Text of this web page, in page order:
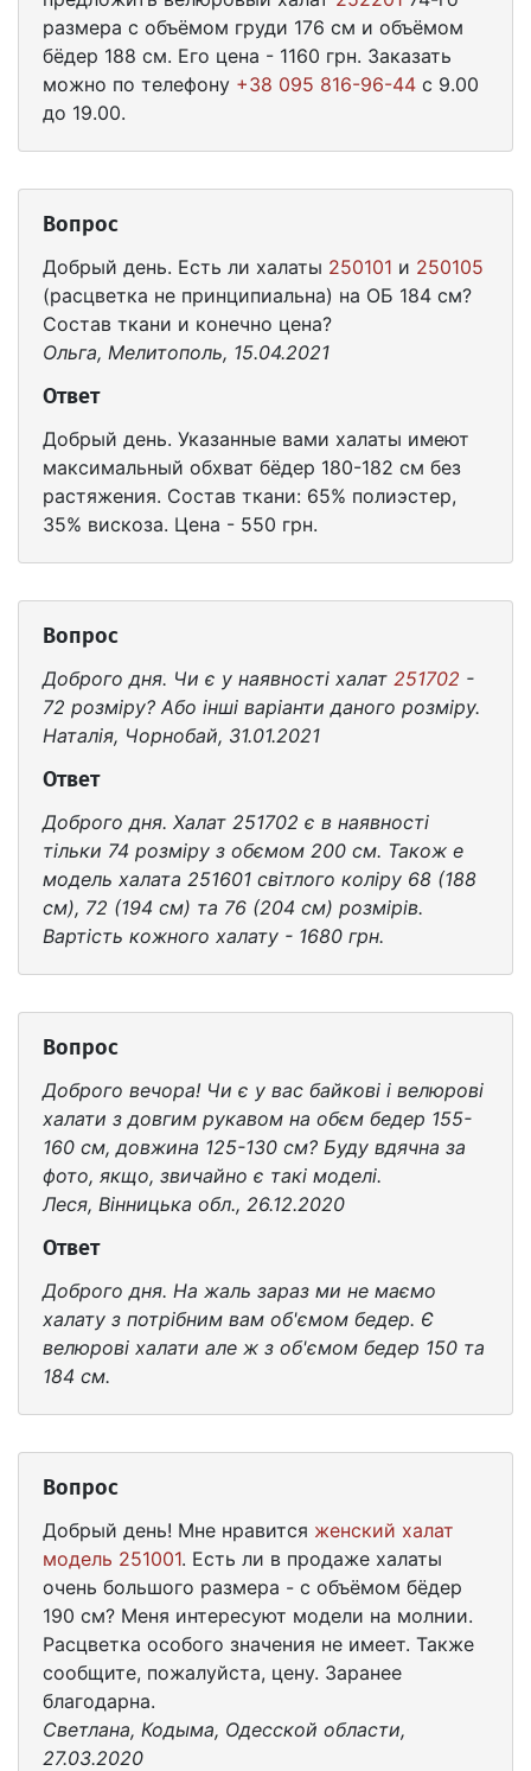
размера с объёмом груди 176 см и объёмом
бёдер 188 см. Его цена - 1160 грн. Заказать
можно по телефону +38 095 816-96-44 с 9.00
до 19.00.
Вопрос
Добрый день. Есть ли халаты 250101 и 250105
(расцветка не принципиальна) на ОБ 184 см?
Состав ткани и конечно цена?
Ольга, Мелитополь, 15.04.2021
Ответ
Добрый день. Указанные вами халаты имеют
максимальный обхват бёдер 180-182 см без
растяжения. Состав ткани: 65% полиэстер,
35% вискоза. Цена - 550 грн.
Вопрос
Доброго дня. Чи є у наявності халат 251702 -
72 розміру? Або інші варіанти даного розміру.
Наталія, Чорнобай, 31.01.2021
Ответ
Доброго дня. Халат 251702 є в наявності
тільки 74 розміру з обємом 200 см. Також е
модель халата 251601 світлого коліру 68 (188
см), 72 (194 см) та 76 (204 см) розмірів.
Вартість кожного халату - 1680 грн.
Вопрос
Доброго вечора! Чи є у вас байкові і велюрові
халати з довгим рукавом на обєм бедер 155-
160 см, довжина 125-130 см? Буду вдячна за
фото, якщо, звичайно є такі моделі.
Леся, Вінницька обл., 26.12.2020
Ответ
Доброго дня. На жаль зараз ми не маємо
халату з потрібним вам об'ємом бедер. Є
велюрові халати але ж з об'ємом бедер 150 та
184 см.
Вопрос
Добрый день! Мне нравится женский халат
модель 251001. Есть ли в продаже халаты
очень большого размера - с объёмом бёдер
190 см? Меня интересуют модели на молнии.
Расцветка особого значения не имеет. Также
сообщите, пожалуйста, цену. Заранее
благодарна.
Светлана, Кодыма, Одесской области,
27.03.2020